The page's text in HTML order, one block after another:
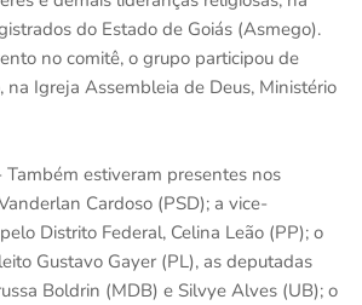
do Estado de Goiás (Asmego).
no comitê, o grupo participou de
na Igreja Assembleia de Deus, Ministério
Também estiveram presentes nos
Cardoso (PSD); a vice-
Distrito Federal, Celina Leão (PP); o
Gustavo Gayer (PL), as deputadas
Boldrin (MDB) e Silvye Alves (UB); o